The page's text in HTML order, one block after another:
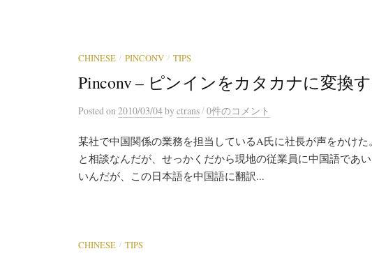
CHINESE / PINCONV / TIPS
Pinconv – ピンインをカタカナに変換
Postedon 2010/03/04by ctrans/0件のコメント
某社で中国関係の業務を担当しているA氏に社長が声をかけ
と相談なんだが、せっかくだから現地の従業員に中国語であ
いんだが、この日本語を中国語に翻訳...
CHINESE / TIPS